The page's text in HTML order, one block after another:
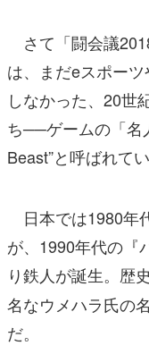
さて「闘会議
は、まだeスポー
しなかった、20世
ち──ゲームの「名
Beast”と呼ばれて
日本では1980年
が、1990年代の『
り鉄人が誕生。歴
名なウメハラ氏の
だ。